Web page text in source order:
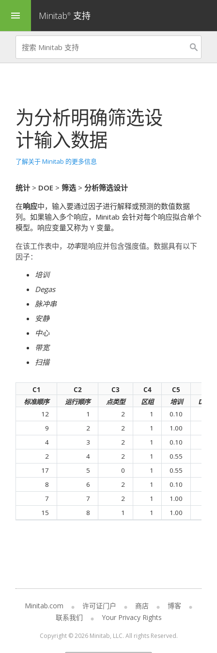
menu Minitab® 支持
为分析明确筛选设
计输入数据
了解关于 Minitab 的更多信息
统计 > DOE > 筛选 > 分析筛选设计
在响应中，输入要通过因子进行解释或预测的数值数据
列。如果输入多个响应，Minitab 会针对每个响应拟合单个
模型。响应变量又称为 Y 变量。
在该工作表中， 功率是响应并包含强度值。数据具有以下
因子：
培训
Degas
脉冲串
安静
中心
带宽
扫描
C1 C2 C3 C4 C5
标准顺序
运行顺序 点类型 区组 培训
Degas
12
1 2 1 0.10
9
2 2 1 1.00
4
3 2 1 0.10
2
4 2 1 0.55
17
5 0 1 0.55
8
6 2 1 0.10
7
7 2 1 1.00
15
8 1 1 1.00
Minitab.com 许可证门户 商店
博客
联系我们
Your Privacy Rights
Copyright © 2026 Minitab, LLC. All rights Reserved.